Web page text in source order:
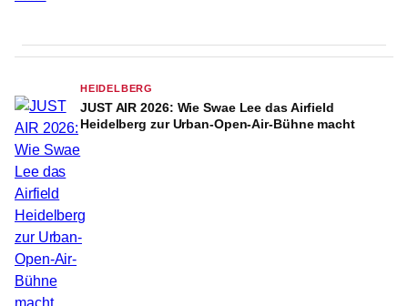
HEIDELBERG
JUST AIR 2026: Wie Swae Lee das Airfield
Heidelberg zur Urban-Open-Air-Bühne macht